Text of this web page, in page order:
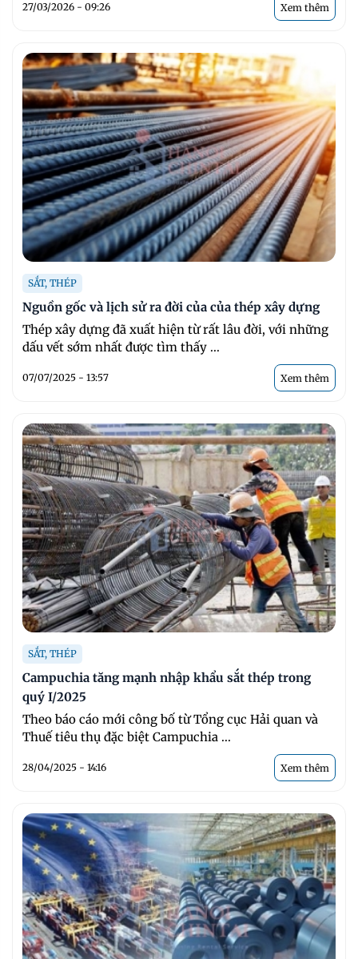
27/03/2026 - 09:26 Xem thêm
SẮT, THÉP
Nguồn gốc và lịch sử ra đời của của thép xây dựng
Thép xây dựng đã xuất hiện từ rất lâu đời, với những
dấu vết sớm nhất được tìm thấy ...
07/07/2025 - 13:57 Xem thêm
SẮT, THÉP
Campuchia tăng mạnh nhập khẩu sắt thép trong
quý I/2025
Theo báo cáo mới công bố từ Tổng cục Hải quan và
Thuế tiêu thụ đặc biệt Campuchia ...
28/04/2025 - 14:16 Xem thêm